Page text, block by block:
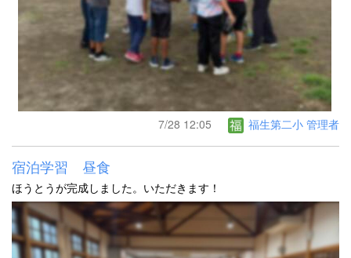
7/28 12:05 福生第二小 管理者
宿泊学習 昼食
ほうとうが完成しました。いただきます！